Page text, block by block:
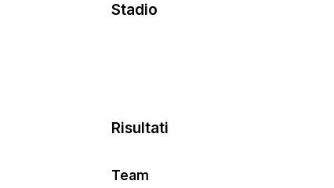
Stadio
Risultati
Team